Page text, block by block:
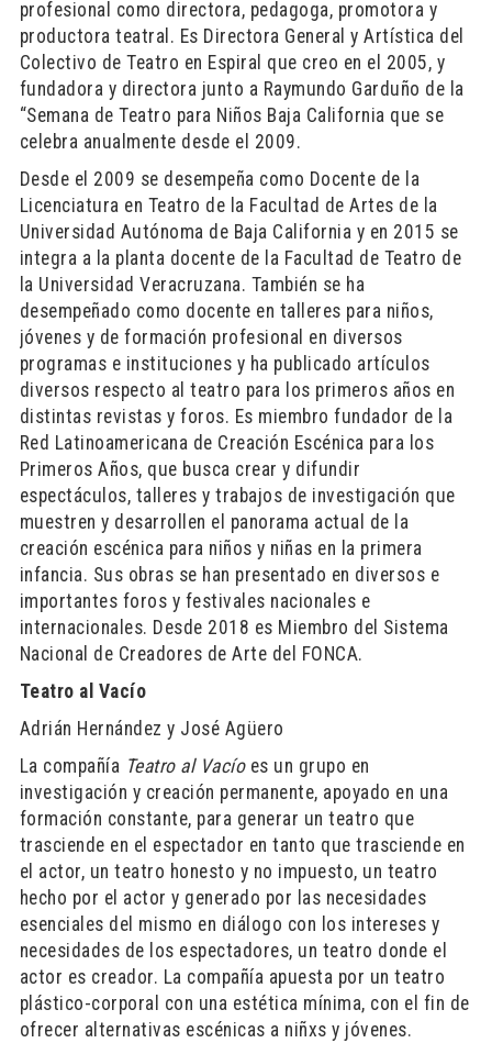
profesional como directora, pedagoga, promotora y
productora teatral. Es Directora General y Artística del
Colectivo de Teatro en Espiral que creo en el 2005, y
fundadora y directora junto a Raymundo Garduño de la
“Semana de Teatro para Niños Baja California que se
celebra anualmente desde el 2009.
Desde el 2009 se desempeña como Docente de la
Licenciatura en Teatro de la Facultad de Artes de la
Universidad Autónoma de Baja California y en 2015 se
integra a la planta docente de la Facultad de Teatro de
la Universidad Veracruzana. También se ha
desempeñado como docente en talleres para niños,
jóvenes y de formación profesional en diversos
programas e instituciones y ha publicado artículos
diversos respecto al teatro para los primeros años en
distintas revistas y foros. Es miembro fundador de la
Red Latinoamericana de Creación Escénica para los
Primeros Años, que busca crear y difundir
espectáculos, talleres y trabajos de investigación que
muestren y desarrollen el panorama actual de la
creación escénica para niños y niñas en la primera
infancia. Sus obras se han presentado en diversos e
importantes foros y festivales nacionales e
internacionales. Desde 2018 es Miembro del Sistema
Nacional de Creadores de Arte del FONCA.
Teatro al Vacío
Adrián Hernández y José Agüero
La compañía Teatro al Vacíoes un grupo en
investigación y creación permanente, apoyado en una
formación constante, para generar un teatro que
trasciende en el espectador en tanto que trasciende en
el actor, un teatro honesto y no impuesto, un teatro
hecho por el actor y generado por las necesidades
esenciales del mismo en diálogo con los intereses y
necesidades de los espectadores, un teatro donde el
actor es creador. La compañía apuesta por un teatro
plástico-corporal con una estética mínima, con el fin de
ofrecer alternativas escénicas a niñxs y jóvenes.